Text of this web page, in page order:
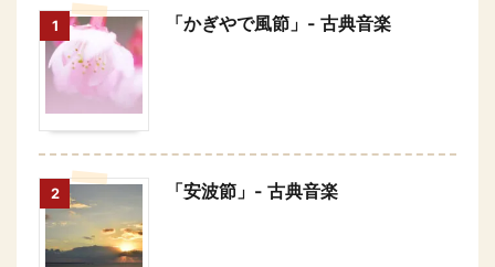
1 「かぎやで風節」- 古典音楽
2 「安波節」- 古典音楽